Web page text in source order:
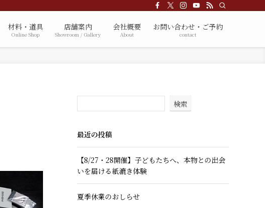
材料・道具
Online Shop
店舗案内
Showroom / Gallery
会社概要
About
お問い合わせ・ご予約
contact
検索
最近の投稿
【8/27・28開催】子どもたちへ、本物との出会
いを届ける紙漉き体験
夏季休業のおしらせ